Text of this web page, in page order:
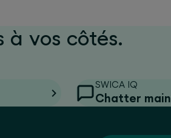
à vos côtés.
SWICA IQ
Chatter